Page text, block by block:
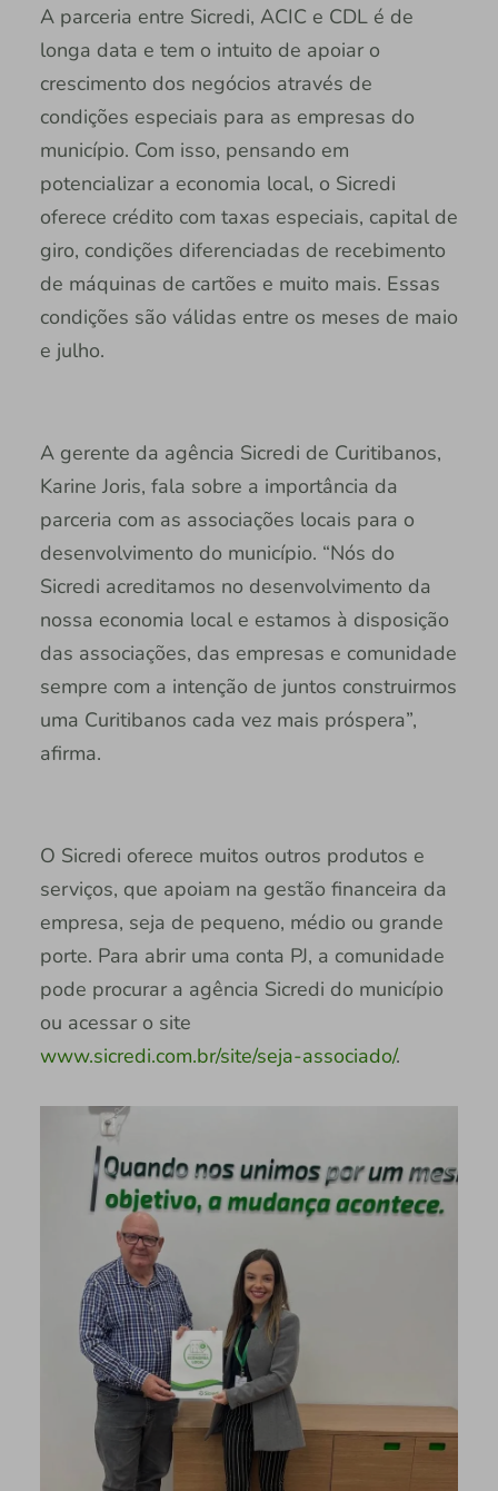
A parceria entre Sicredi, ACIC e CDL é de
longa data e tem o intuito de apoiar o
crescimento dos negócios através de
condições especiais para as empresas do
município. Com isso, pensando em
potencializar a economia local, o Sicredi
oferece crédito com taxas especiais, capital de
giro, condições diferenciadas de recebimento
de máquinas de cartões e muito mais. Essas
condições são válidas entre os meses de maio
e julho.
A gerente da agência Sicredi de Curitibanos,
Karine Joris, fala sobre a importância da
parceria com as associações locais para o
desenvolvimento do município. “Nós do
Sicredi acreditamos no desenvolvimento da
nossa economia local e estamos à disposição
das associações, das empresas e comunidade
sempre com a intenção de juntos construirmos
uma Curitibanos cada vez mais próspera”,
afirma.
O Sicredi oferece muitos outros produtos e
serviços, que apoiam na gestão financeira da
empresa, seja de pequeno, médio ou grande
porte. Para abrir uma conta PJ, a comunidade
pode procurar a agência Sicredi do município
ou acessar o site
www.sicredi.com.br/site/seja-associado/.